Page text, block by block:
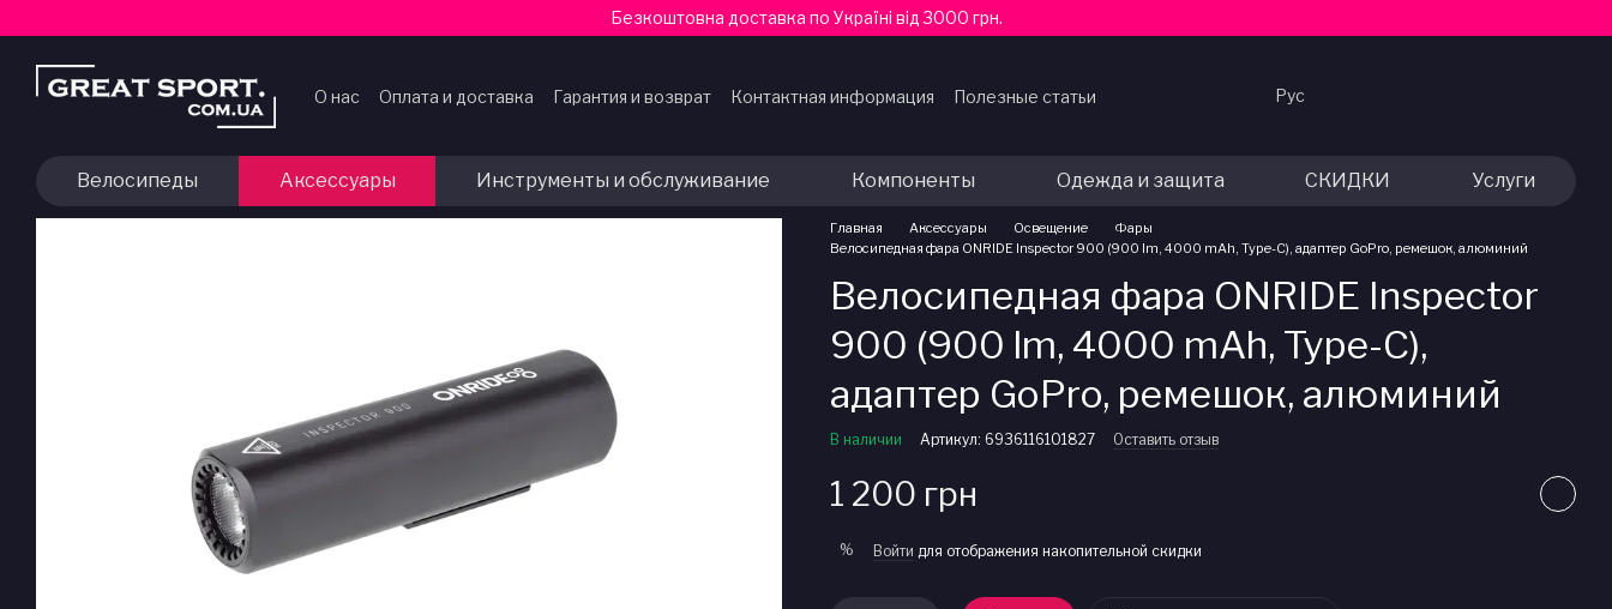
Безкоштовна доставка по Україні від 3000 грн.
О нас Оплата и доставка Гарантия и возврат Контактная информация
Полезные статьи
Рус
Велосипеды Аксессуары Инструменты и обслуживание Компоненты Одежда и защита СКИДКИ Услуги
Главная Аксессуары Освещение
Фары
Велосипедная фара ONRIDE Inspector 900 (900 lm, 4000 mAh, Type-C), адаптер GoPro, ремешок, алюминий
Велосипедная фара ONRIDE Inspector
900 (900 lm, 4000 mAh, Type-C),
адаптер GoPro, ремешок, алюминий
В наличии Артикул: 6936116101827 Оставить отзыв
1 200 грн
% Войти для отображения накопительной скидки